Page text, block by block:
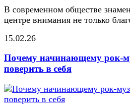
В современном обществе
центре внимания не только
15.02.26
Почему начинающему рок-
поверить в себя